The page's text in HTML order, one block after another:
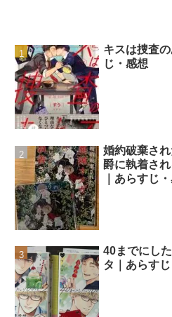
キスは捜査
じ・感想
婚約破棄さ
爵に執着さ
｜あらすじ
40までにし
タ｜あらす